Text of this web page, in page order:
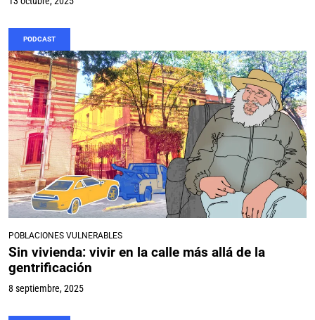
PODCAST
POBLACIONES VULNERABLES
Sin vivienda: vivir en la calle más allá de la
gentrificación
8 septiembre, 2025